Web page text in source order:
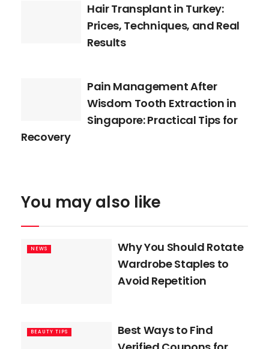
Hair Transplant in Turkey:
Prices, Techniques, and Real
Results
Pain Management After
Wisdom Tooth Extraction in
Singapore: Practical Tips for
Recovery
You may also like
NEWS
Why You Should Rotate
Wardrobe Staples to
Avoid Repetition
BEAUTY TIPS
Best Ways to Find